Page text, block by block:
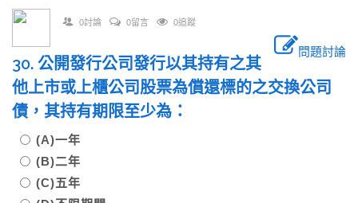
0討論 0留言 0追蹤
問題討論
30. 公開發行公司發行以其持有之其
他上市或上櫃公司股票為償還標的之交換公司
債，其持有期限至少為：
(A)一年
(B)二年
(C)五年